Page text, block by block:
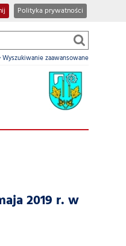
Polityka prywatności
Wyszukiwanie zaawansowane
2019 r. w